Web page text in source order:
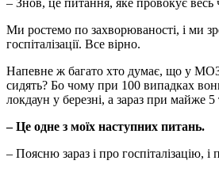
– Знов, це питання, яке провокує
Ми ростемо по захворюваності, і ми
госпіталізації. Все вірно.
Напевне ж багато хто думає, що у
сидять? Бо чому при 100 випадках
локдаун у березні, а зараз при майже
– Це одне з моїх наступних питань.
– Поясню зараз і про госпіталізацію, і